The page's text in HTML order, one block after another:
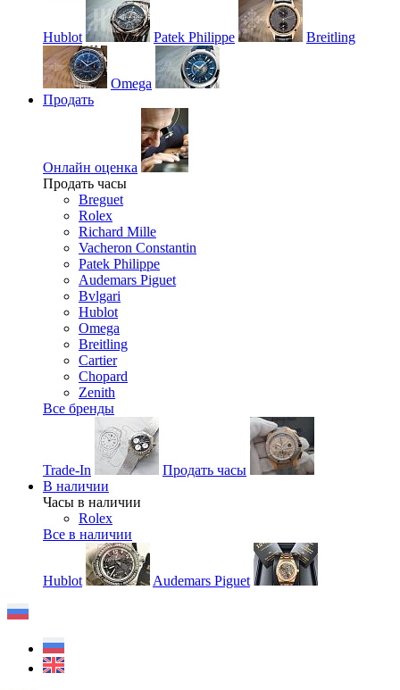
Hublot Patek Philippe Breitling
Omega
Продать
Онлайн оценка
Продать часы
Breguet
Rolex
Richard Mille
Vacheron Constantin
Patek Philippe
Audemars Piguet
Bvlgari
Hublot
Omega
Breitling
Cartier
Chopard
Zenith
Все бренды
Trade-In
Продать часы
В наличии
Часы в наличии
Rolex
Все в наличии
Hublot Audemars Piguet